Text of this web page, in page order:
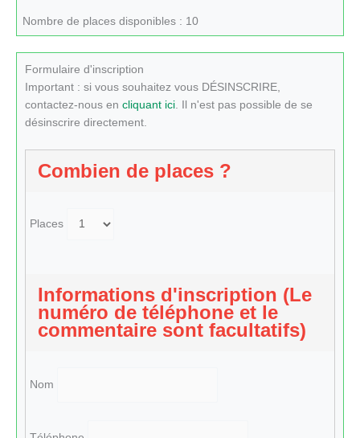
Nombre de places disponibles : 10
Formulaire d'inscription
Important : si vous souhaitez vous DÉSINSCRIRE,
contactez-nous en cliquant ici. Il n'est pas possible de se
désinscrire directement.
Combien de places ?
Places
Informations d'inscription (Le
numéro de téléphone et le
commentaire sont facultatifs)
Nom